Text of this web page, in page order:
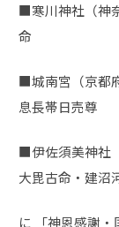
■寒川神社（神
命
■城南宮（京
息長帯日売尊
■伊佐須美神社
大毘古命・建沼
に 「神恩感謝